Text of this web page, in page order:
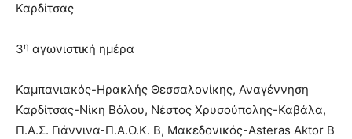
Καρδίτσας
3η αγωνιστική ημέρα
Καμπανιακός-Ηρακλής Θεσσαλονίκης, Αναγέννηση
Καρδίτσας-Νίκη Βόλου, Νέστος Χρυσούπολης-Καβάλα,
Π.Α.Σ. Γιάννινα-Π.Α.Ο.Κ. Β, Μακεδονικός-Asteras Aktor Β